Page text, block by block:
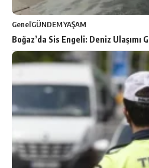
GenelGÜNDEMYAŞAM
Boğaz’da Sis Engeli: Deniz